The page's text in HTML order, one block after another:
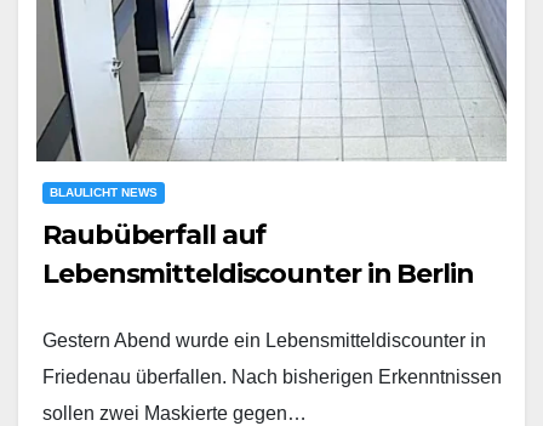
BLAULICHT NEWS
Raubüberfall auf
Lebensmitteldiscounter in Berlin
Gestern Abend wurde ein Lebensmitteldiscounter in
Friedenau überfallen. Nach bisherigen Erkenntnissen
sollen zwei Maskierte gegen…